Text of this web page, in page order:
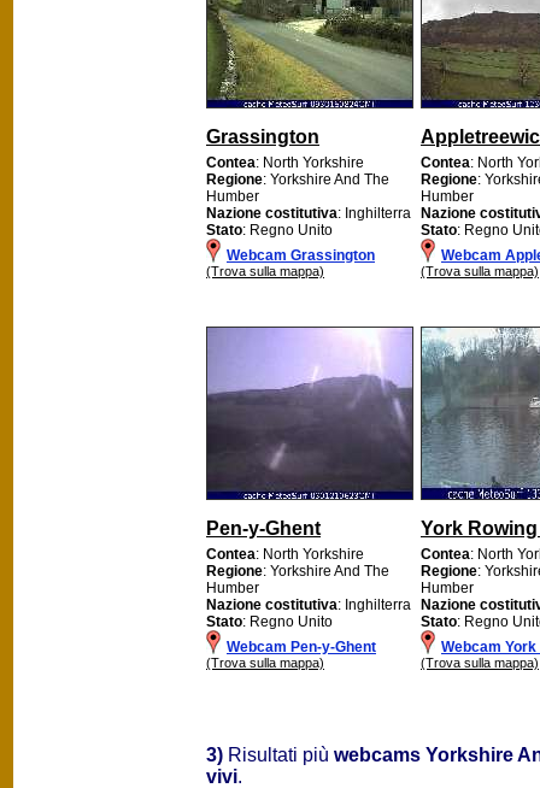
Grassington
Contea: North Yorkshire
Regione: Yorkshire And The
Humber
Nazione costitutiva: Inghilterra
Stato: Regno Unito
Webcam Grassington
(Trova sulla mappa)
Contea: North
Regione:
Humber
Nazione
Stato: Regno
Webcam
(Trova sulla mappa)
Pen-y-Ghent
Contea: North Yorkshire
Regione: Yorkshire And The
Humber
Nazione costitutiva: Inghilterra
Stato: Regno Unito
Webcam Pen-y-Ghent
(Trova sulla mappa)
York
Contea: North
Regione:
Humber
Nazione
Stato: Regno
Webcam
(Trova sulla mappa)
3) Risultati più webcams Yorkshire
vivi.